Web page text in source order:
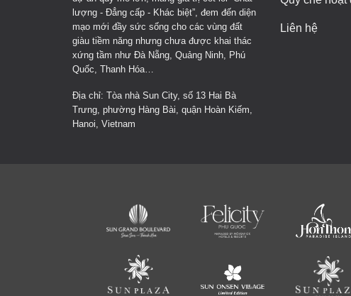
lượng - Đẳng cấp - Khác biệt”, đem đến diện
mạo mới đầy sức sống cho các vùng đất
giàu tiềm năng nhưng chưa được khai thác
xứng tầm như Đà Nẵng, Quảng Ninh, Phú
Quốc, Thanh Hóa…
Địa chỉ: Tòa nhà Sun City, số 13 Hai Bà
Trưng, phường Hàng Bài, quận Hoàn Kiếm,
Hanoi, Vietnam
Liên hệ